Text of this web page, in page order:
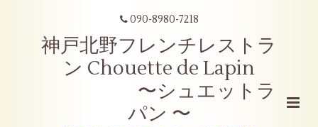
090-8980-7218
神戸北野フレンチレストラ
ン Chouette de Lapin
〜シュエットラ
パン 〜